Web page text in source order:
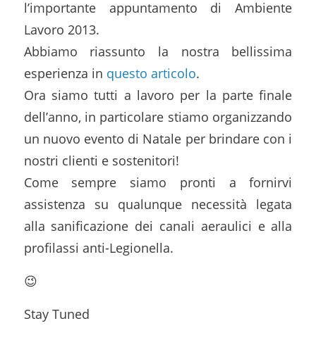
l’importante appuntamento di Ambiente
Lavoro 2013.
Abbiamo riassunto la nostra bellissima
esperienza in questo articolo.
Ora siamo tutti a lavoro per la parte finale
dell’anno, in particolare stiamo organizzando
un nuovo evento di Natale per brindare con i
nostri clienti e sostenitori!
Come sempre siamo pronti a fornirvi
assistenza su qualunque necessità legata
alla sanificazione dei canali aeraulici e alla
profilassi anti-Legionella.
😉
Stay Tuned